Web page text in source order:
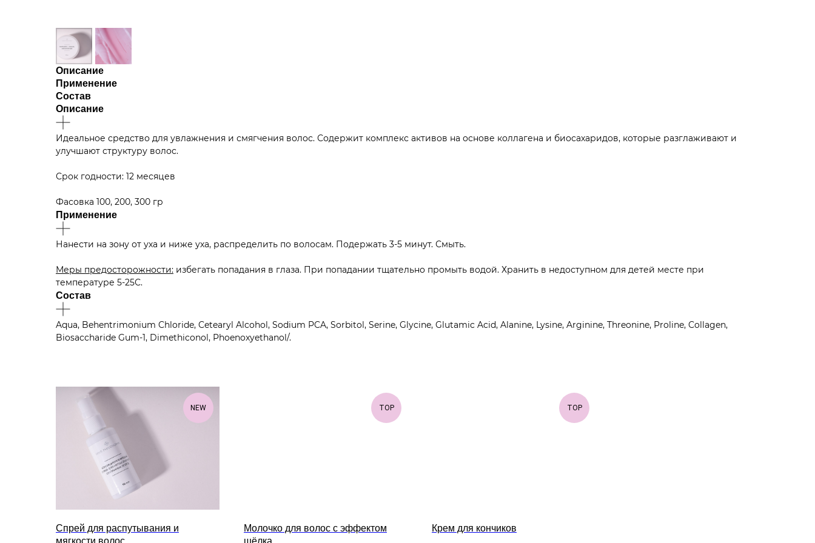
Описание
Применение
Состав
Описание
Идеальное средство для увлажнения и смягчения волос. Содержит комплекс активов на основе коллагена и биосахаридов, которые разглаживают и
улучшают структуру волос.
Срок годности: 12 месяцев
Фасовка 100, 200, 300 гр
Применение
Нанести на зону от уха и ниже уха, распределить по волосам. Подержать 3-5 минут. Смыть.
Меры предосторожности: избегать попадания в глаза. При попадании тщательно промыть водой. Хранить в недоступном для детей месте при
температуре 5-25С.
Состав
Aqua, Behentrimonium Chloride, Cetearyl Alcohol, Sodium PCA, Sorbitol, Serine, Glycine, Glutamic Acid, Alanine, Lysine, Arginine, Threonine, Proline, Collagen,
Biosaccharide Gum-1, Dimethiconol, Phoenoxyethanol/.
NEW
Спрей для распутывания и
мягкости волос
TOP
Молочко для волос с эффектом
шёлка
TOP
Крем для кончиков